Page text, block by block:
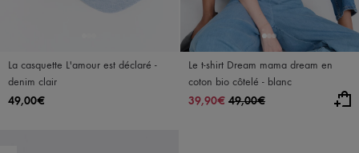
La casquette L'amour est déclaré -
denim clair
49,00€
Le t-shirt Dream mama dream en
coton bio côtelé - blanc
39,90€ 49,00€